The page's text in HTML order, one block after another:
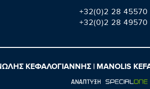
+32(0)2 28 45570
+32(0)2 28 49570
ΚΕΦΑΛΟΓΙΑΝΝΗΣ | MANOLIS